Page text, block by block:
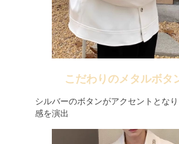
こだわりのメタルボタ
シルバーのボタンがアクセントとな
感を演出